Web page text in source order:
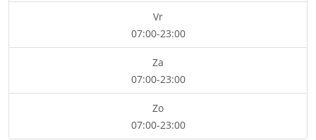
Vr
07:00-23:00
Za
07:00-23:00
Zo
07:00-23:00